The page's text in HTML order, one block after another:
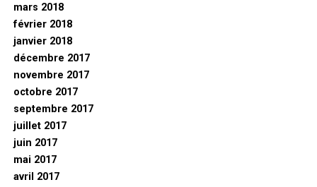
mars 2018
février 2018
janvier 2018
décembre 2017
novembre 2017
octobre 2017
septembre 2017
juillet 2017
juin 2017
mai 2017
avril 2017